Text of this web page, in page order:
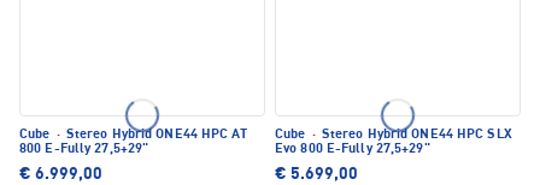
Cube · Stereo Hybrid ONE44 HPC AT
800 E-Fully 27,5+29"
€ 6.999,00
Cube · Stereo Hybrid ONE44 HPC SLX
Evo 800 E-Fully 27,5+29"
€ 5.699,00